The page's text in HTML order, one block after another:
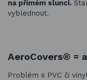
na přímém slunci.
vyblednout.
AeroCovers® = a
Problém s PVC či